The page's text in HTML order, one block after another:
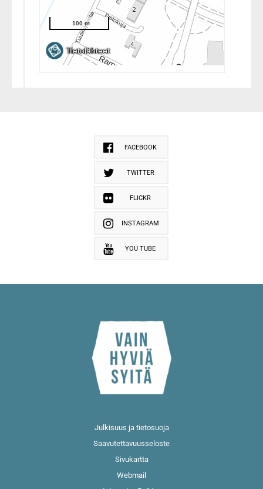
FACEBOOK
TWITTER
FLICKR
INSTAGRAM
YOU TUBE
Julkisuus ja tietosuoja
Saavutettavuusseloste
Sivukartta
Webmail